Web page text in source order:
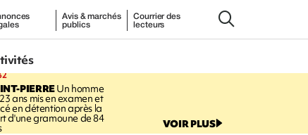
Avis & marchés
publics
Courrier des
lecteurs
PIERREUn homme
ans mis en examen et
en détention après la
d'une gramoune de 84 VOIR PLUS